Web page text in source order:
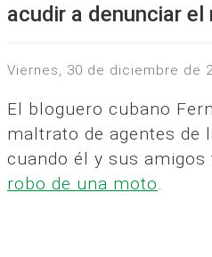
acudir a denunciar
viernes, 30 de diciembre de
El bloguero cubano
maltrato de agentes de
cuando él y sus amigos
robo de una moto.